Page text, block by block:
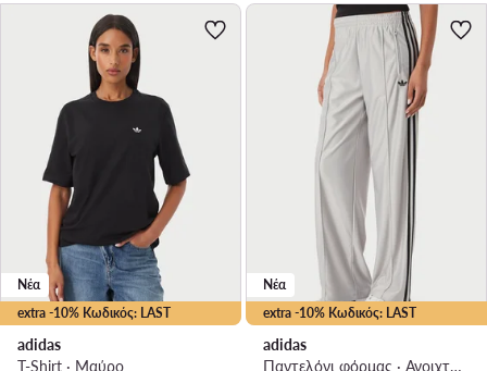
extra -10% Κωδικός: LAST
Νέα
adidas
T-Shirt · Μαύρο
extra -10% Κωδικός: LAST
Νέα
adidas
Παντελόνι φόρμας · Ανοιχτό γκρι · Regular Fit